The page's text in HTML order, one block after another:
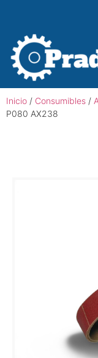
Inicio / Consumibles /
P080 AX238